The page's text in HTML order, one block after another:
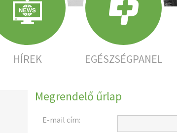
HÍREK EGÉSZSÉGPANEL
Megrendelő űrlap
E-mail cím: